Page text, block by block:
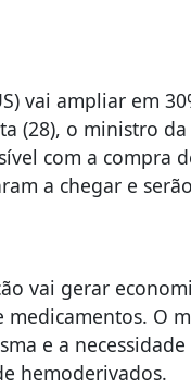
vai ampliar em
(28), o ministro
com a compra
a chegar e
vai gerar
medicamentos. O
e a
hemoderivados.